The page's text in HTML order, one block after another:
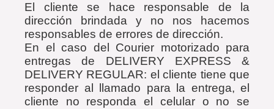
El cliente se hace responsable de la
dirección brindada y no nos hacemos
responsables de errores de dirección.
En el caso del Courier motorizado para
entregas de DELIVERY EXPRESS &
DELIVERY REGULAR: el cliente tiene que
responder al llamado para la entrega, el
cliente no responda el celular o no se